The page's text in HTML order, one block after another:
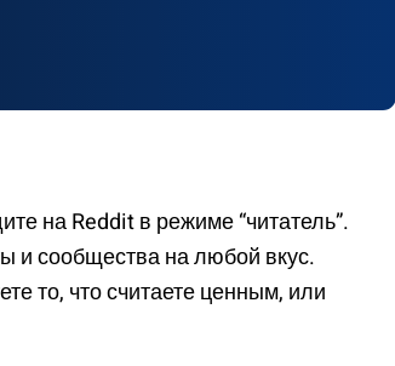
на Reddit в режиме “читатель”.
и сообщества на любой вкус.
то, что считаете ценным, или